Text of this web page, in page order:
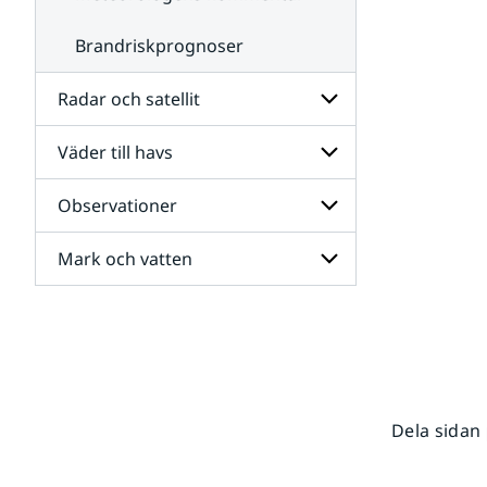
Brandriskprognoser
Radar och satellit
Undersidor
för
Radar
och
satellit
Väder till havs
Undersidor
för
Väder
till
havs
Observationer
Undersidor
för
Mark och vatten
Dela sidan